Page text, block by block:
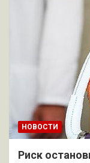
НОВОСТИ
Риск